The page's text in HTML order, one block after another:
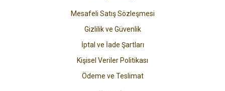
Mesafeli Satış Sözleşmesi
Gizlilik ve Güvenlik
İptal ve İade Şartları
Kişisel Veriler Politikası
Ödeme ve Teslimat